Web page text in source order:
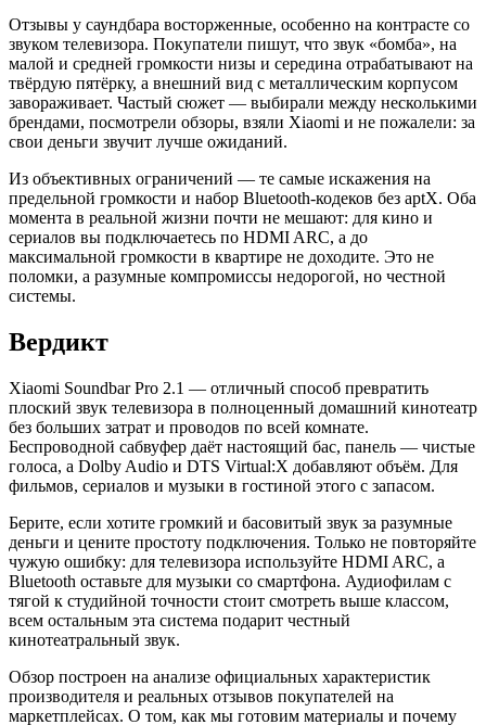
Отзывы у саундбара восторженные, особенно на контрасте со
звуком телевизора. Покупатели пишут, что звук «бомба», на
малой и средней громкости низы и середина отрабатывают на
твёрдую пятёрку, а внешний вид с металлическим корпусом
завораживает. Частый сюжет — выбирали между несколькими
брендами, посмотрели обзоры, взяли Xiaomi и не пожалели: за
свои деньги звучит лучше ожиданий.
Из объективных ограничений — те самые искажения на
предельной громкости и набор Bluetooth-кодеков без aptX. Оба
момента в реальной жизни почти не мешают: для кино и
сериалов вы подключаетесь по HDMI ARC, а до
максимальной громкости в квартире не доходите. Это не
поломки, а разумные компромиссы недорогой, но честной
системы.
Вердикт
Xiaomi Soundbar Pro 2.1 — отличный способ превратить
плоский звук телевизора в полноценный домашний кинотеатр
без больших затрат и проводов по всей комнате.
Беспроводной сабвуфер даёт настоящий бас, панель — чистые
голоса, а Dolby Audio и DTS Virtual:X добавляют объём. Для
фильмов, сериалов и музыки в гостиной этого с запасом.
Берите, если хотите громкий и басовитый звук за разумные
деньги и цените простоту подключения. Только не повторяйте
чужую ошибку: для телевизора используйте HDMI ARC, а
Bluetooth оставьте для музыки со смартфона. Аудиофилам с
тягой к студийной точности стоит смотреть выше классом,
всем остальным эта система подарит честный
кинотеатральный звук.
Обзор построен на анализе официальных характеристик
производителя и реальных отзывов покупателей на
маркетплейсах. О том, как мы готовим материалы и почему